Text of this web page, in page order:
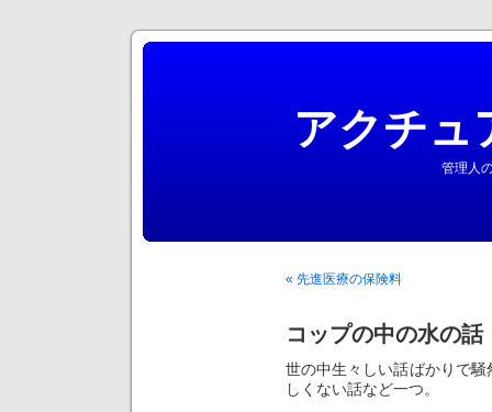
アクチュ
管理人
« 先進医療の保険料
コップの中の水の話
世の中生々しい話ばかりで
しくない話など一つ。